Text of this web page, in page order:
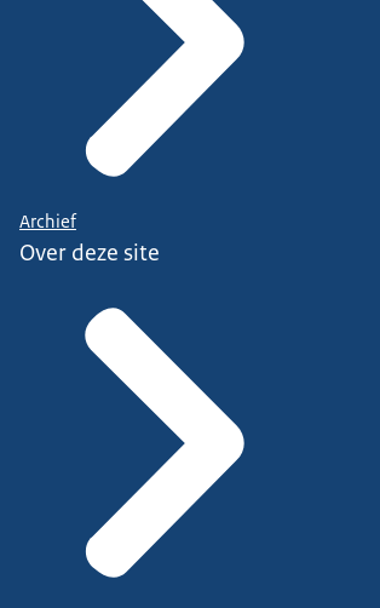
Archief
Over deze site